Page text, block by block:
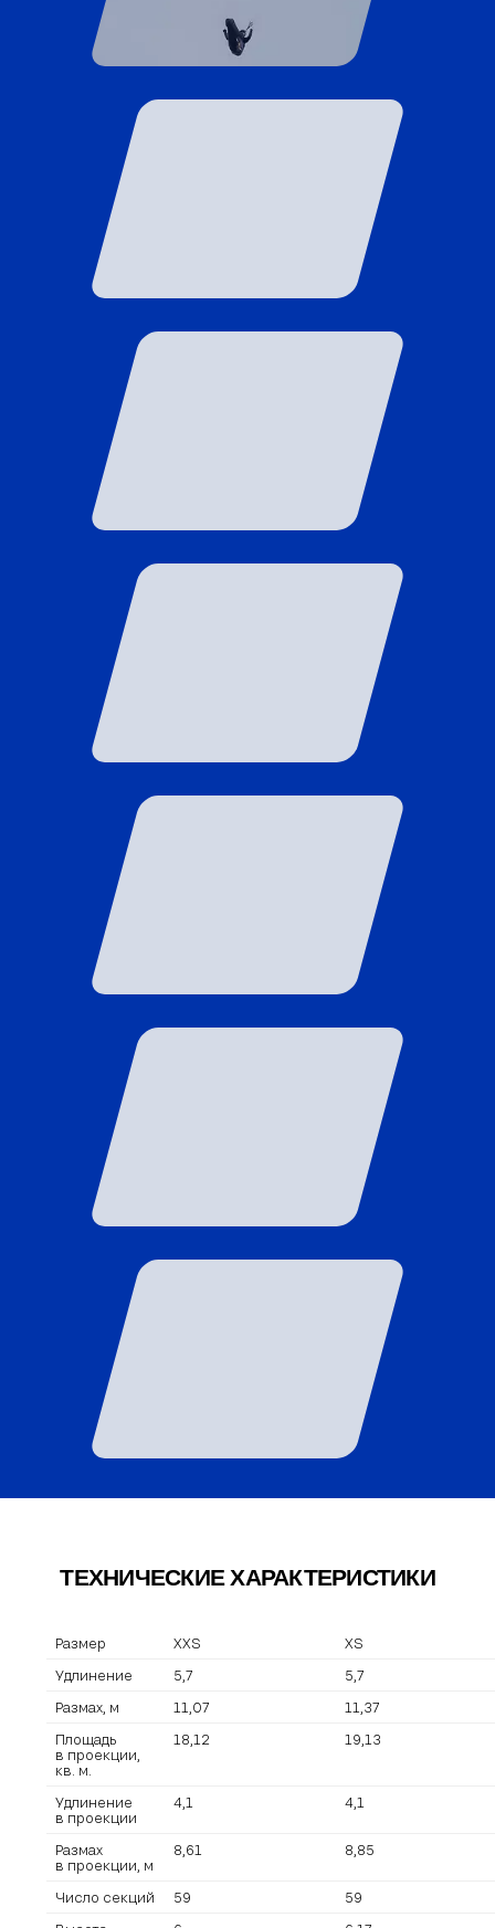
ТЕХНИЧЕСКИЕ ХАРАКТЕРИСТИКИ
Размер XXS XS
Удлинение 5,7 5,7
Размах, м 11,07 11,37
Площадь
в проекции,
кв. м.
18,12 19,13
Удлинение
в проекции
4,1 4,1
Размах
в проекции, м
8,61 8,85
Число секций 59 59